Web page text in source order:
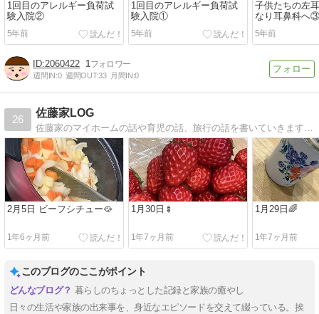
1回目のアレルギー負荷試
験入院②
5年前
1回目のアレルギー負荷試
験入院①
5年前
子供たちの左
なり耳鼻科へ③
5年前
2060422 1
週間IN:0 週間OUT:33 月間IN:0
26
佐藤家LOG
佐藤家のマイホームの話や育児の話、旅行の話を書いていきます。特にマイホームのことを備忘録としても綴っています。旅行は軽めの旅行が多いですが家族で楽しんでます！
2月5日 ビーフシチュー🥘
1年6ヶ月前
1月30日🍢
1年7ヶ月前
1月29日🌈
1年7ヶ月前
このブログのここがポイント
暮らしのちょっとした記録と家族の癒やし
日々の生活や家族の出来事を、身近なエピソードを交えて綴っている。挨